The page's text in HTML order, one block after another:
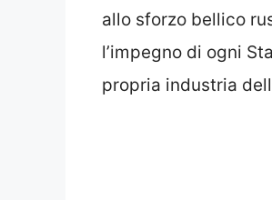
allo sforzo bellico
l’impegno di ogni
propria industria